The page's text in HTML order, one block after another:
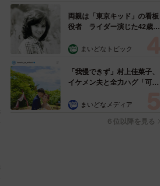
両親は「東京キッド」の看板
役者 ライダー演じた42歳元
ングフォト」計画を明言
む」
まいどなトピック
「我慢できず」村上佳菜子、
イケメン夫と全力ハグ「可愛
まいどなメディア
６位以降を見る